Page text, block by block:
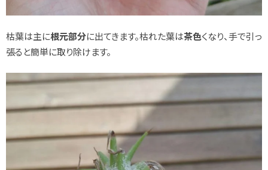
枯葉は主に根元部分に出てきます。枯れた葉は茶色くなり、手で引っ
張ると簡単に取り除けます。